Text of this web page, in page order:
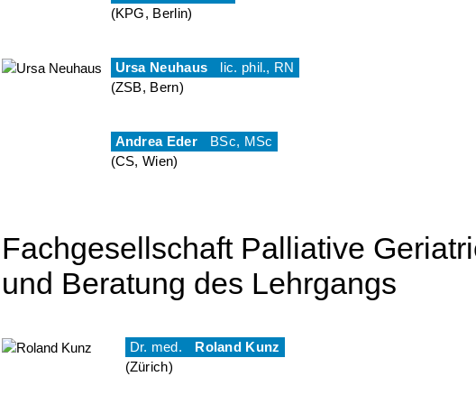
(KPG, Berlin)
Ursa Neuhaus
lic. phil., RN
(ZSB, Bern)
Andrea Eder
BSc, MSc
(CS, Wien)
Fachgesellschaft Palliative
und Beratung des Lehrgangs
Dr. med.
Roland Kunz
(Zürich)